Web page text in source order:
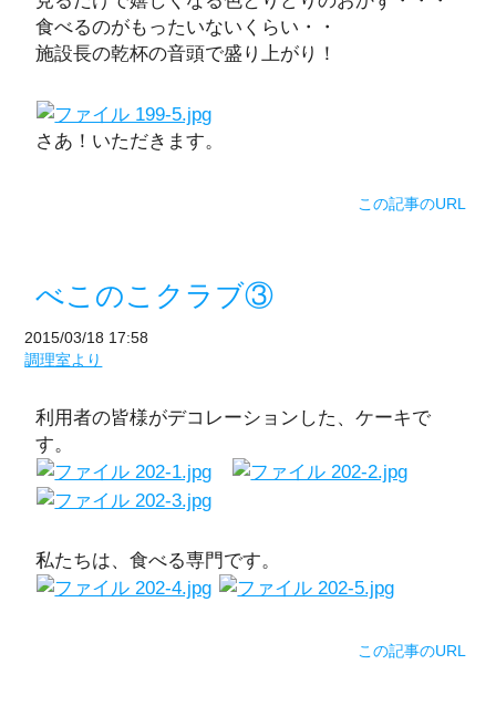
食べるのがもったいないくらい・・
施設長の乾杯の音頭で盛り上がり！
さあ！いただきます。
この記事のURL
べこのこクラブ③
2015/03/18 17:58
調理室より
利用者の皆様がデコレーションした、ケーキで
す。
私たちは、食べる専門です。
この記事のURL